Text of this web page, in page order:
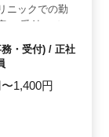
全週休2日
い環境が整
きる点が長
す。
ニックでの勤
・受付 ・カル
） ＊社会保険
パートの募集
クラークな
活躍してみ
ります！
・受付) / 正社
1,400円